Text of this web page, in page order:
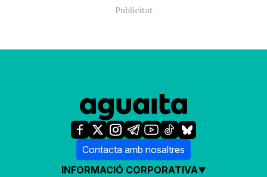
Contacta amb nosaltres
INFORMACIÓ CORPORATIVA